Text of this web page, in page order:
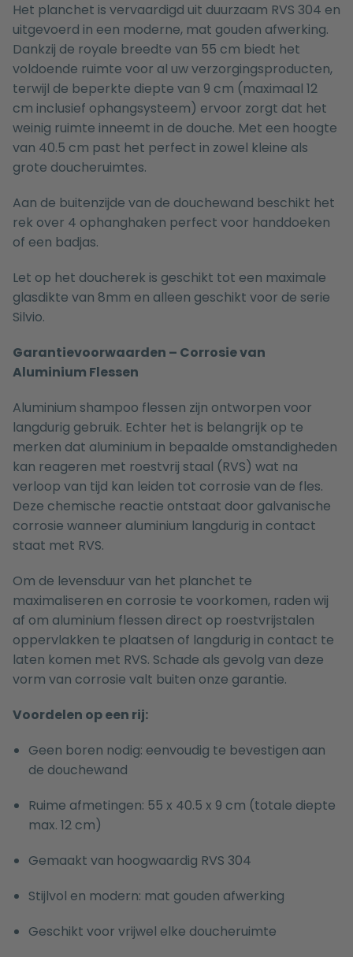
Het planchet is vervaardigd uit duurzaam RVS 304 en
uitgevoerd in een moderne, mat gouden afwerking.
Dankzij de royale breedte van 55 cm biedt het
voldoende ruimte voor al uw verzorgingsproducten,
terwijl de beperkte diepte van 9 cm (maximaal 12
cm inclusief ophangsysteem) ervoor zorgt dat het
weinig ruimte inneemt in de douche. Met een hoogte
van 40.5 cm past het perfect in zowel kleine als
grote doucheruimtes.
Aan de buitenzijde van de douchewand beschikt het
rek over 4 ophanghaken perfect voor handdoeken
of een badjas.
Let op het doucherek is geschikt tot een maximale
glasdikte van 8mm en alleen geschikt voor de serie
Silvio.
Garantievoorwaarden – Corrosie van
Aluminium Flessen
Aluminium shampoo flessen zijn ontworpen voor
langdurig gebruik. Echter het is belangrijk op te
merken dat aluminium in bepaalde omstandigheden
kan reageren met roestvrij staal (RVS) wat na
verloop van tijd kan leiden tot corrosie van de fles.
Deze chemische reactie ontstaat door galvanische
corrosie wanneer aluminium langdurig in contact
staat met RVS.
Om de levensduur van het planchet te
maximaliseren en corrosie te voorkomen, raden wij
af om aluminium flessen direct op roestvrijstalen
oppervlakken te plaatsen of langdurig in contact te
laten komen met RVS. Schade als gevolg van deze
vorm van corrosie valt buiten onze garantie.
Voordelen op een rij:
Geen boren nodig: eenvoudig te bevestigen aan
de douchewand
Ruime afmetingen: 55 x 40.5 x 9 cm (totale diepte
max. 12 cm)
Gemaakt van hoogwaardig RVS 304
Stijlvol en modern: mat gouden afwerking
Geschikt voor vrijwel elke doucheruimte